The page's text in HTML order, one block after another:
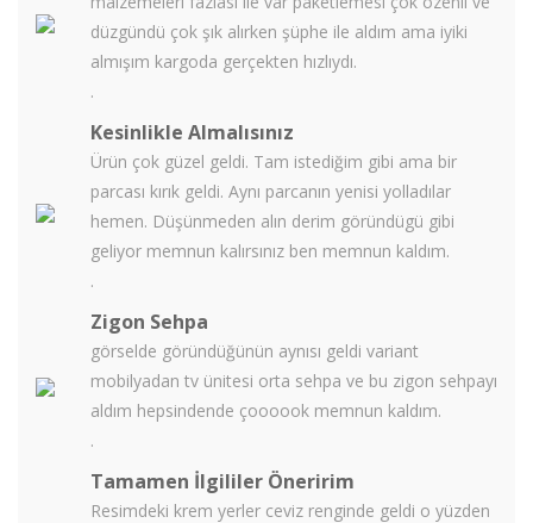
düzgündü çok şık alırken şüphe ile aldım ama iyiki
almışım kargoda gerçekten hızlıydı.
.
Kesinlikle Almalısınız
Ürün çok güzel geldi. Tam istediğim gibi ama bir
parcası kırık geldi. Aynı parcanın yenisi yolladılar
hemen. Düşünmeden alın derim göründügü gibi
geliyor memnun kalırsınız ben memnun kaldım.
.
Zigon Sehpa
görselde göründüğünün aynısı geldi variant
mobilyadan tv ünitesi orta sehpa ve bu zigon sehpayı
aldım hepsindende çoooook memnun kaldım.
.
Tamamen İlgililer Öneririm
Resimdeki krem yerler ceviz renginde geldi o yüzden